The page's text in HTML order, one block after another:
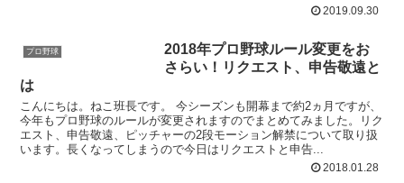
2019.09.30
プロ野球
2018年プロ野球ルール変更をお
さらい！リクエスト、申告敬遠と
は
こんにちは。ねこ班長です。 今シーズンも開幕まで約2ヵ月ですが、
今年もプロ野球のルールが変更されますのでまとめてみました。リク
エスト、申告敬遠、ピッチャーの2段モーション解禁について取り扱
います。長くなってしまうので今日はリクエストと申告...
2018.01.28